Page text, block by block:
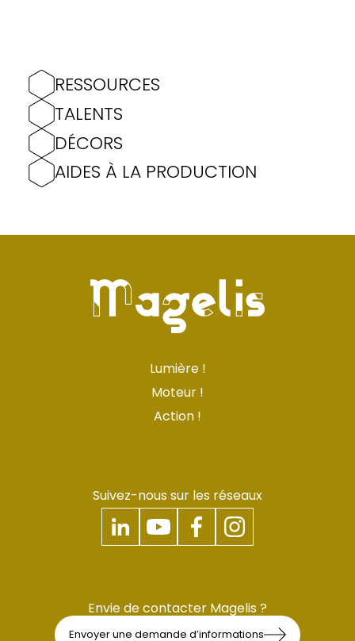
RESSOURCES
TALENTS
DÉCORS
AIDES À LA PRODUCTION
Lumière !
Moteur !
Action !
Suivez-nous sur les réseaux
Envie de contacter Magelis ?
Envoyer une demande d’informations